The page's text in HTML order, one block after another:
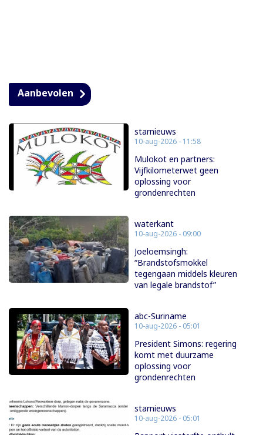
Aanbevolen
starnieuws
10-aug-2026 - 11:58
Mulokot en partners:
Vijfkilometerwet geen
oplossing voor
grondenrechten
waterkant
10-aug-2026 - 09:00
Joeloemsingh:
“Brandstofsmokkel
tegengaan middels kleuren
van legale brandstof”
abc-Suriname
10-aug-2026 - 05:01
President Simons: regering
komt met duurzame
oplossing voor
grondenrechten
starnieuws
10-aug-2026 - 05:01